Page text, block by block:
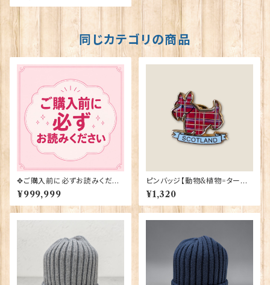
同じカテゴリの商品
✥ご購入前に必ずお読みくださ
い✥
¥999,999
ピンバッジ【動物&植物=タータ
ンスコティー】Tradition 9004
0-T1130
¥1,320